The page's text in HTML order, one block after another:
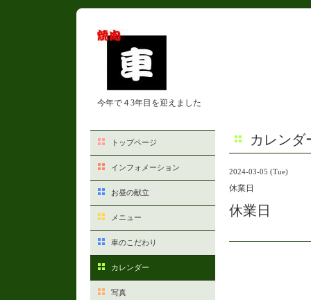
今年で４3年目を迎えました
カレンダ
2024-03-05 (Tue)
休業日
休業日
トップページ
インフォメーション
お昼の献立
メニュー
車のこだわり
カレンダー
写真